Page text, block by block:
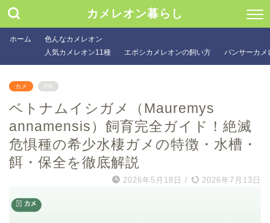
カメレオン暮らし
ホーム
色んなカメレオン
人気カメレオン11種
エボシカメレオンの飼い方 パンサーカメ
カメ PR
ベトナムイシガメ（Mauremys
annamensis）飼育完全ガイド！絶滅
危惧種の希少水棲ガメの特徴・水槽・
餌・保全を徹底解説
2026年5月18日 / 2026年7月13日